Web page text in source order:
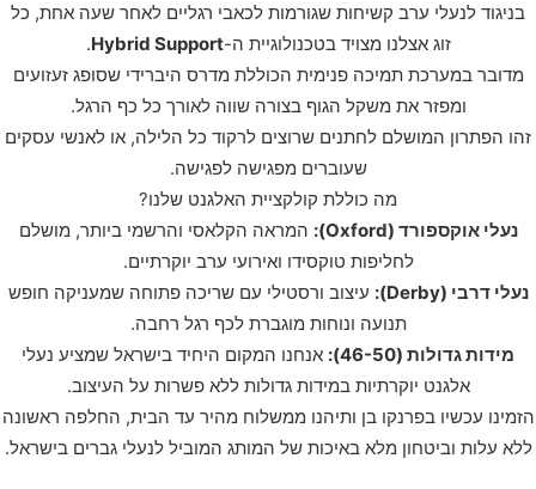
בניגוד לנעלי ערב קשיחות שגורמות לכאבי רגליים לאחר שעה אחת, כל
זוג אצלנו מצויד בטכנולוגיית ה-Hybrid Support
.
מדובר במערכת תמיכה פנימית הכוללת מדרס היברידי שסופג זעזועים
ומפזר את משקל הגוף בצורה שווה לאורך כל כף הרגל.
זהו הפתרון המושלם לחתנים שרוצים לרקוד כל הלילה, או לאנשי עסקים
שעוברים מפגישה לפגישה.
מה כוללת קולקציית האלגנט שלנו?
נעלי אוקספורד (Oxford):
המראה הקלאסי והרשמי ביותר, מושלם
לחליפות טוקסידו ואירועי ערב יוקרתיים.
נעלי דרבי (Derby):
עיצוב ורסטילי עם שריכה פתוחה שמעניקה חופש
תנועה ונוחות מוגברת לכף רגל רחבה.
מידות גדולות (46-50):
אנחנו המקום היחיד בישראל שמציע נעלי
אלגנט יוקרתיות במידות גדולות ללא פשרות על העיצוב.
הזמינו עכשיו בפרנקו בן ותיהנו ממשלוח מהיר עד הבית, החלפה ראשונה
ללא עלות וביטחון מלא באיכות של המותג המוביל לנעלי גברים בישראל.